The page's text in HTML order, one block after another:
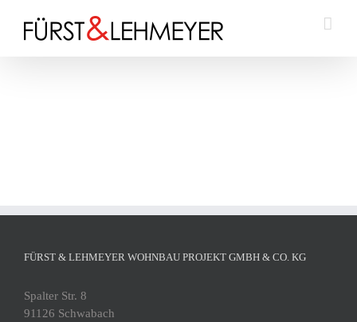
Inhalt
springen
FÜRST & LEHMEYER WOHNBAU PROJEKT GMBH & CO. KG
Spalter Str. 8
91126 Schwabach